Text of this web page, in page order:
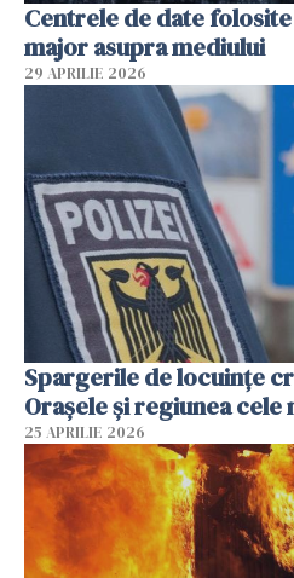
Centrele de date
major asupra mediului
29 APRILIE 2026
Spargerile de locuințe
Orașele și regiunea cele
25 APRILIE 2026